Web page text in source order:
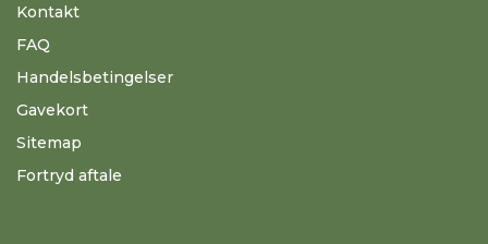
Kontakt
FAQ
Handelsbetingelser
Gavekort
Sitemap
Fortryd aftale